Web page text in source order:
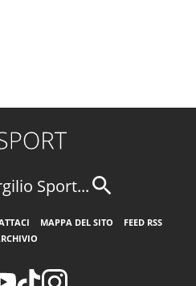
Sport...
MAPPA DEL SITO
FEED RSS